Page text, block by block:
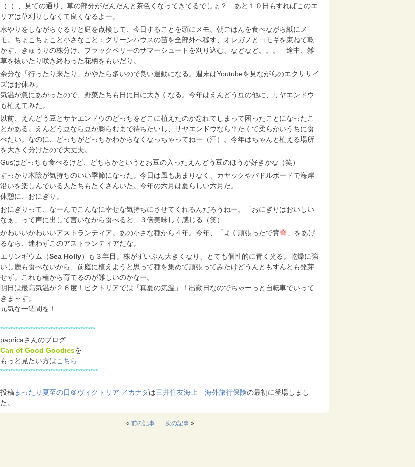
（↑）、見ての通り、草の部分がだんだんと茶色くなってきてるでしょ？ あと１０日もすればこのエ
リアは草刈りしなくて良くなるよー。
水やりをしながらぐるりと庭を点検して、今日することを頭にメモ。朝ごはんを食べながら紙にメ
モ。ちょこちょこと小さなこと：グリーンハウスの苗を全部外へ移す、オレガノとヨモギを束ねて乾
かす、きゅうりの株分け、ブラックベリーのサマーシュートを刈り込む、などなど。。。 途中、雑
草を抜いたり咲き終わった花柄をもいだり。
余分な「行ったり来たり」がやたら多いので良い運動になる。週末はYoutubeを見ながらのエクササイ
ズはお休み。
気温が急にあがったので、野菜たちも日に日に大きくなる。今年はえんどう豆の他に、サヤエンドウ
も植えてみた。
以前、えんどう豆とサヤエンドウのどっちをどこに植えたのか忘れてしまって困ったことになったこ
とがある。えんどう豆なら豆が膨らむまで待ちたいし、サヤエンドウなら平たくて柔らかいうちに食
べたい。なのに、どっちがどっちかわからなくなっちゃってねー（汗）。今年はちゃんと植える場所
を大きく分けたので大丈夫。
Gusはどっちも食べるけど、どちらかというとお豆の入ったえんどう豆のほうが好きかな（笑）
すっかり木陰が気持ちのいい季節になった。今日は風もあまりなく、カヤックやパドルボードで海岸
沿いを楽しんでいる人たちもたくさんいた。今年の六月は夏らしい六月だ。
休憩に、おにぎり。
おにぎりって、なーんでこんなに幸せな気持ちにさせてくれるんだろうねー。「おにぎりはおいしい
なぁ」って声に出して言いながら食べると、３倍美味しく感じる（笑）
かわいいかわいいアストランティア。あの小さな種から４年。今年、「よく頑張ったで賞
」をあげ
るなら、迷わずこのアストランティアだな。
エリンギウム（Sea Holly）も３年目。株がずいぶん大きくなり、とても個性的に青く光る。乾燥に強
いし鹿も食べないから、前庭に植えようと思って種を集めて頑張ってみたけどうんともすんとも発芽
せず。これも種から育てるのが難しいのかなー。
明日は最高気温が２６度！ビクトリアでは「真夏の気温」！出勤日なのでちゃーっと自転車でいって
きま～す。
元気な一週間を！
**************************************
papricaさんのブログ
Can of Good Goodiesを
もっと見たい方はこちら
***************************************
投稿まったり夏至の日＠ヴィクトリア ／カナダは三井住友海上 海外旅行保険の最初に登場しまし
た。
« 前の記事 次の記事»